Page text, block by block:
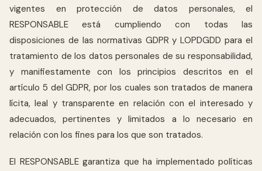
vigentes en protección de datos personales, el
RESPONSABLE está cumpliendo con todas las
disposiciones de las normativas GDPR y LOPDGDD para el
tratamiento de los datos personales de su responsabilidad,
y manifiestamente con los principios descritos en el
artículo 5 del GDPR, por los cuales son tratados de manera
lícita, leal y transparente en relación con el interesado y
adecuados, pertinentes y limitados a lo necesario en
relación con los fines para los que son tratados.
El RESPONSABLE garantiza que ha implementado políticas